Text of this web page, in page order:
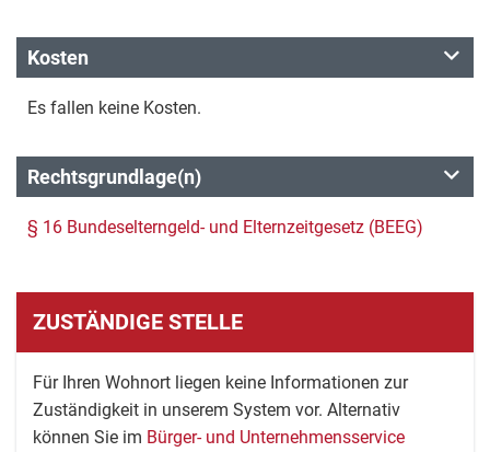
Kosten
Es fallen keine Kosten.
Rechtsgrundlage(n)
§ 16 Bundeselterngeld- und Elternzeitgesetz (BEEG)
ZUSTÄNDIGE STELLE
Für Ihren Wohnort liegen keine Informationen zur
Zuständigkeit in unserem System vor. Alternativ
können Sie im Bürger- und Unternehmensservice